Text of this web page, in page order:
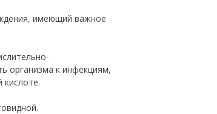
имеющий важное
организма к инфекциям,